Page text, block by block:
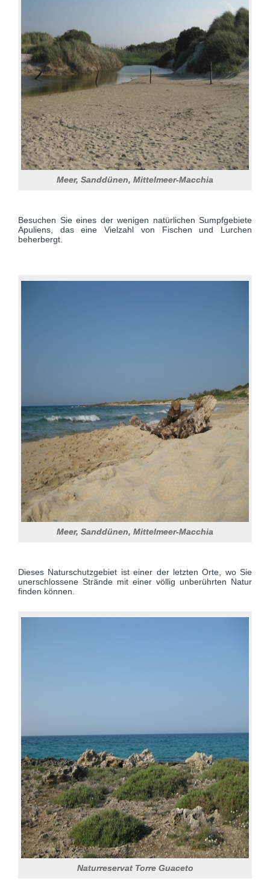
Meer, Sanddünen, Mittelmeer-Macchia
Besuchen Sie eines der wenigen natürlichen Sumpfgebiete
Apuliens, das eine Vielzahl von Fischen und Lurchen
beherbergt.
Meer, Sanddünen, Mittelmeer-Macchia
Dieses Naturschutzgebiet ist einer der letzten Orte, wo Sie
unerschlossene Strände mit einer völlig unberührten Natur
finden können.
Naturreservat Torre Guaceto